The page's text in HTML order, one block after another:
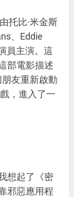
托比·米金斯
、Eddie
員主演。這
部電影描述
友重新啟動
，進入了一
想起了《密
邪惡應用程